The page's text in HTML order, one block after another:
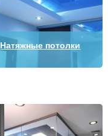
Натяжные потолки